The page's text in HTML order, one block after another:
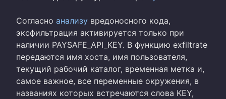
Согласно анализу вредоносного кода,
эксфильтрация активируется только при
наличии PAYSAFE_API_KEY. В функцию exfiltrate
передаются имя хоста, имя пользователя,
текущий рабочий каталог, временная метка и,
самое важное, все переменные окружения, в
названиях которых встречаются слова KEY,